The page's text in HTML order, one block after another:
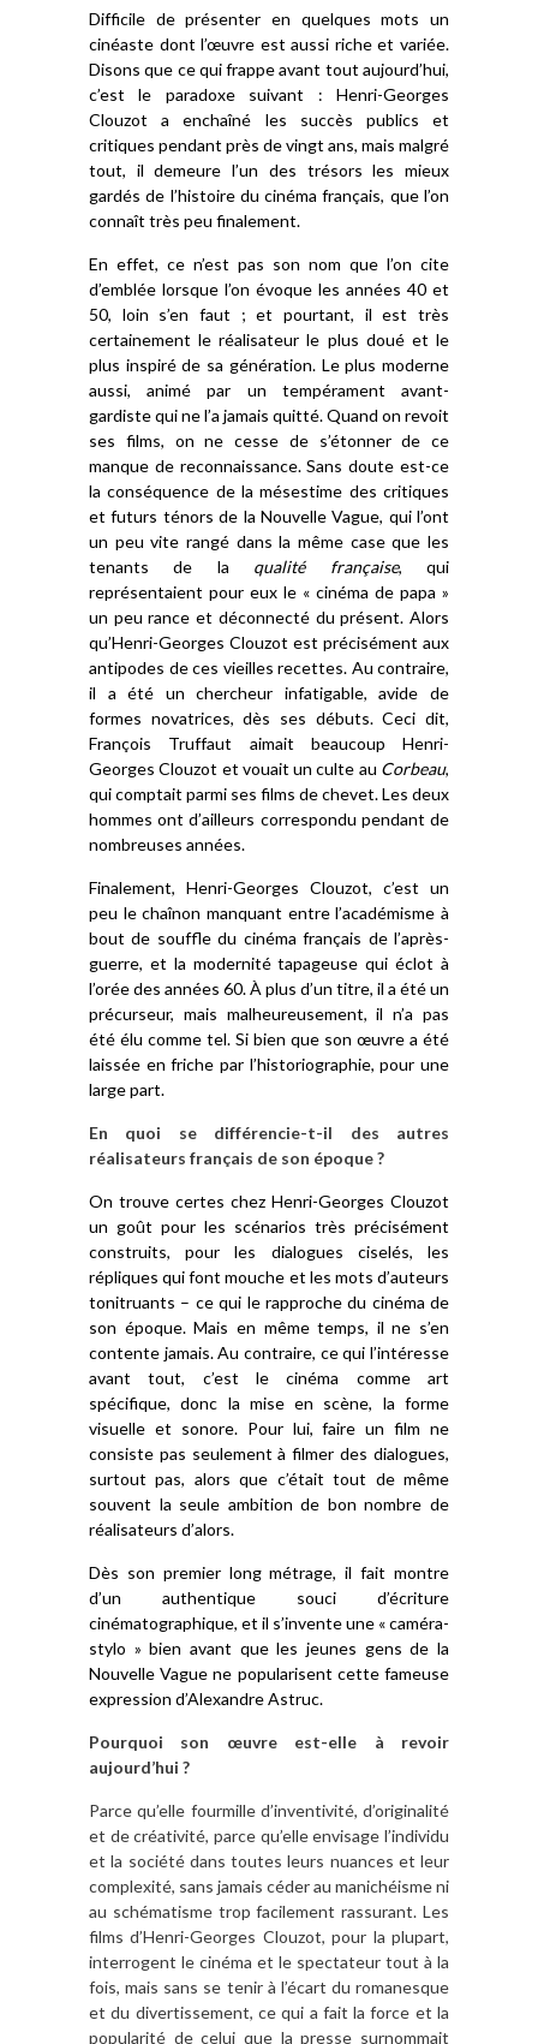
Difficile de présenter en quelques mots un
cinéaste dont l’œuvre est aussi riche et variée.
Disons que ce qui frappe avant tout aujourd’hui,
c’est le paradoxe suivant : Henri-Georges
Clouzot a enchaîné les succès publics et
critiques pendant près de vingt ans, mais malgré
tout, il demeure l’un des trésors les mieux
gardés de l’histoire du cinéma français, que l’on
connaît très peu finalement.
En effet, ce n’est pas son nom que l’on cite
d’emblée lorsque l’on évoque les années 40 et
50, loin s’en faut ; et pourtant, il est très
certainement le réalisateur le plus doué et le
plus inspiré de sa génération. Le plus moderne
aussi, animé par un tempérament avant-
gardiste qui ne l’a jamais quitté. Quand on revoit
ses films, on ne cesse de s’étonner de ce
manque de reconnaissance. Sans doute est-ce
la conséquence de la mésestime des critiques
et futurs ténors de la Nouvelle Vague, qui l’ont
un peu vite rangé dans la même case que les
tenants de la qualité française, qui
représentaient pour eux le « cinéma de papa »
un peu rance et déconnecté du présent. Alors
qu’Henri-Georges Clouzot est précisément aux
antipodes de ces vieilles recettes. Au contraire,
il a été un chercheur infatigable, avide de
formes novatrices, dès ses débuts. Ceci dit,
François Truffaut aimait beaucoup Henri-
Georges Clouzot et vouait un culte au Corbeau,
qui comptait parmi ses films de chevet. Les deux
hommes ont d’ailleurs correspondu pendant de
nombreuses années.
Finalement, Henri-Georges Clouzot, c’est un
peu le chaînon manquant entre l’académisme à
bout de souffle du cinéma français de l’après-
guerre, et la modernité tapageuse qui éclot à
l’orée des années 60. À plus d’un titre, il a été un
précurseur, mais malheureusement, il n’a pas
été élu comme tel. Si bien que son œuvre a été
laissée en friche par l’historiographie, pour une
large part.
En quoi se différencie-t-il des autres
réalisateurs français de son époque ?
On trouve certes chez Henri-Georges Clouzot
un goût pour les scénarios très précisément
construits, pour les dialogues ciselés, les
répliques qui font mouche et les mots d’auteurs
tonitruants – ce qui le rapproche du cinéma de
son époque. Mais en même temps, il ne s’en
contente jamais. Au contraire, ce qui l’intéresse
avant tout, c’est le cinéma comme art
spécifique, donc la mise en scène, la forme
visuelle et sonore. Pour lui, faire un film ne
consiste pas seulement à filmer des dialogues,
surtout pas, alors que c’était tout de même
souvent la seule ambition de bon nombre de
réalisateurs d’alors.
Dès son premier long métrage, il fait montre
d’un authentique souci d’écriture
cinématographique, et il s’invente une « caméra-
stylo » bien avant que les jeunes gens de la
Nouvelle Vague ne popularisent cette fameuse
expression d’Alexandre Astruc.
Pourquoi son œuvre est-elle à revoir
aujourd’hui ?
Parce qu’elle fourmille d’inventivité, d’originalité
et de créativité, parce qu’elle envisage l’individu
et la société dans toutes leurs nuances et leur
complexité, sans jamais céder au manichéisme ni
au schématisme trop facilement rassurant. Les
films d’Henri-Georges Clouzot, pour la plupart,
interrogent le cinéma et le spectateur tout à la
fois, mais sans se tenir à l’écart du romanesque
et du divertissement, ce qui a fait la force et la
popularité de celui que la presse surnommait